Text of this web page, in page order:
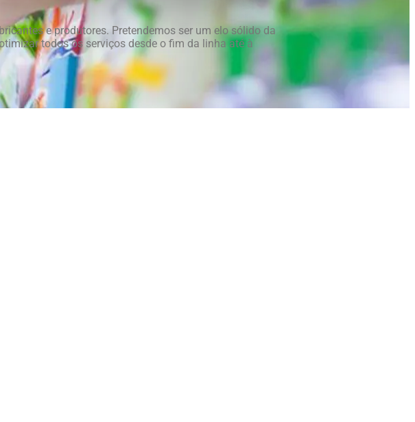
e produtores. Pretendemos ser um elo sólido da
todos os serviços desde o fim da linha até à